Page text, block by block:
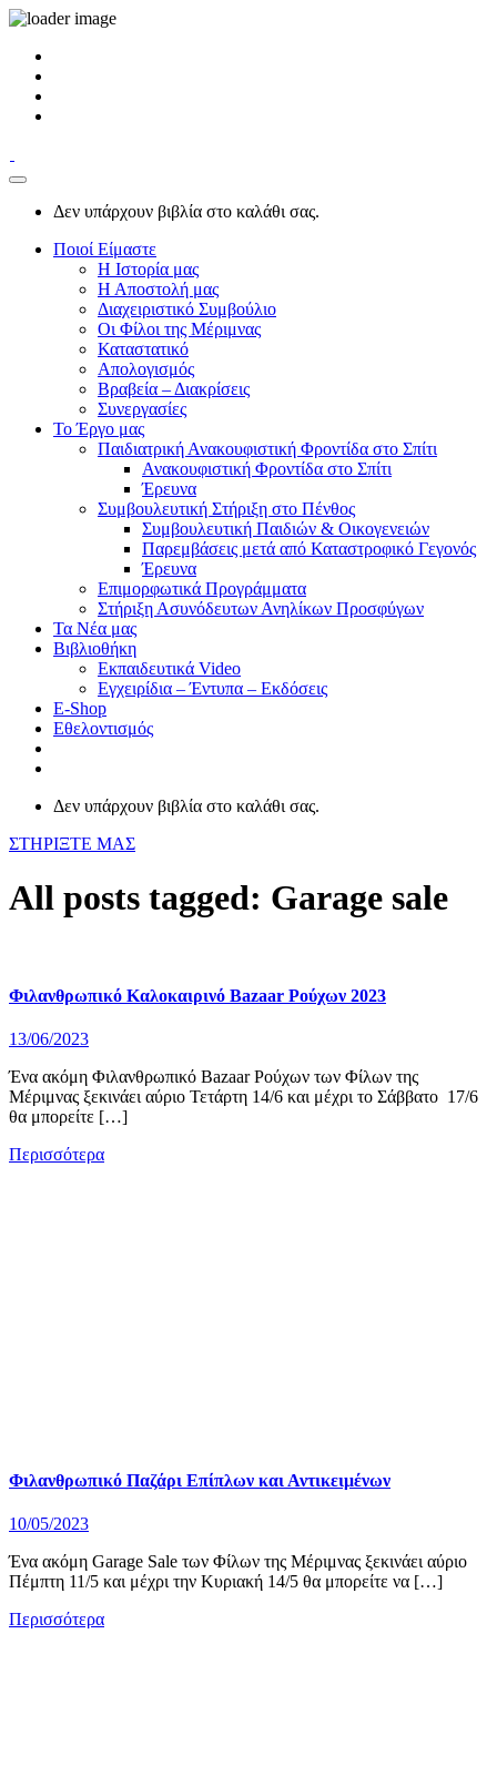
Δεν υπάρχουν βιβλία στο καλάθι σας.
Ποιοί Είμαστε
Η Ιστορία μας
Η Αποστολή μας
Διαχειριστικό Συμβούλιο
Οι Φίλοι της Μέριμνας
Καταστατικό
Απολογισμός
Βραβεία – Διακρίσεις
Συνεργασίες
Το Έργο μας
Παιδιατρική Ανακουφιστική Φροντίδα στο Σπίτι
Ανακουφιστική Φροντίδα στο Σπίτι
Έρευνα
Συμβουλευτική Στήριξη στο Πένθος
Συμβουλευτική Παιδιών & Οικογενειών
Παρεμβάσεις μετά από Καταστροφικό Γεγονός
Έρευνα
Επιμορφωτικά Προγράμματα
Στήριξη Ασυνόδευτων Ανηλίκων Προσφύγων
Τα Νέα μας
Βιβλιοθήκη
Εκπαιδευτικά Video
Εγχειρίδια – Έντυπα – Εκδόσεις
E-Shop
Εθελοντισμός
Δεν υπάρχουν βιβλία στο καλάθι σας.
ΣΤΗΡΙΞΤΕ ΜΑΣ
All posts tagged: Garage sale
Φιλανθρωπικό Καλοκαιρινό Bazaar Ρούχων 2023
13/06/2023
Ένα ακόμη Φιλανθρωπικό Bazaar Ρούχων των Φίλων της
Μέριμνας ξεκινάει αύριο Τετάρτη 14/6 και μέχρι το Σάββατο 17/6
θα μπορείτε […]
Περισσότερα
Φιλανθρωπικό Παζάρι Επίπλων και Αντικειμένων
10/05/2023
Ένα ακόμη Garage Sale των Φίλων της Μέριμνας ξεκινάει αύριο
Πέμπτη 11/5 και μέχρι την Κυριακή 14/5 θα μπορείτε να […]
Περισσότερα